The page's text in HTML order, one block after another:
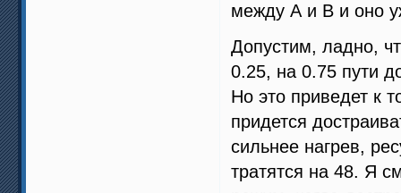
между А и В и оно
Допустим, ладно,
0.25, на 0.75 пути
Но это приведет к
придется
сильнее нагрев,
тратятся на 48. Я